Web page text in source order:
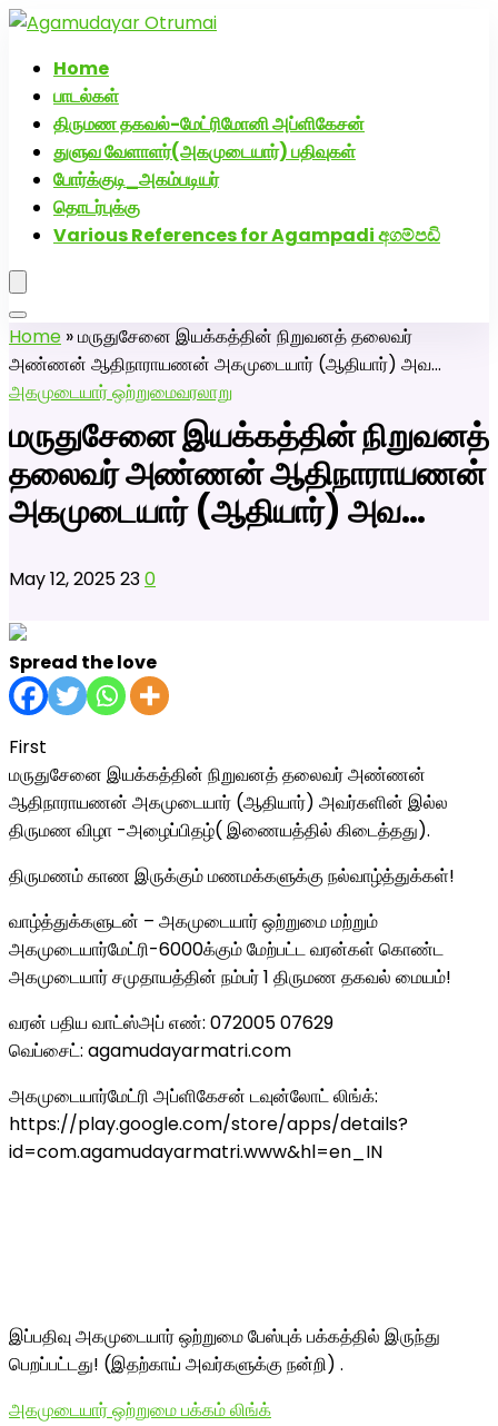
Home
பாடல்கள்
திருமண தகவல்-மேட்ரிமோனி அப்ளிகேசன்
துளுவ வேளாளர்(அகமுடையார்) பதிவுகள்
போர்க்குடி_அகம்படியர்
தொடர்புக்கு
Various References for Agampadi අගම්පඩි
Home »மருதுசேனை இயக்கத்தின் நிறுவனத் தலைவர்
அண்ணன் ஆதிநாராயணன் அகமுடையார் (ஆதியார்) அவ…
அகமுடையார் ஒற்றுமைவரலாறு
மருதுசேனை இயக்கத்தின் நிறுவனத்
தலைவர் அண்ணன் ஆதிநாராயணன்
அகமுடையார் (ஆதியார்) அவ…
May 12, 2025230
Spread the love
First
மருதுசேனை இயக்கத்தின் நிறுவனத் தலைவர் அண்ணன்
ஆதிநாராயணன் அகமுடையார் (ஆதியார்) அவர்களின் இல்ல
திருமண விழா -அழைப்பிதழ்( இணையத்தில் கிடைத்தது).
திருமணம் காண இருக்கும் மணமக்களுக்கு நல்வாழ்த்துக்கள்!
வாழ்த்துக்களுடன் – அகமுடையார் ஒற்றுமை மற்றும்
அகமுடையார்மேட்ரி-6000க்கும் மேற்பட்ட வரன்கள் கொண்ட
அகமுடையார் சமுதாயத்தின் நம்பர் 1 திருமண தகவல் மையம்!
வரன் பதிய வாட்ஸ்அப் எண்: 072005 07629
வெப்சைட்: agamudayarmatri.com
அகமுடையார்மேட்ரி அப்ளிகேசன் டவுன்லோட் லிங்க்:
https://play.google.com/store/apps/details?
id=com.agamudayarmatri.www&hl=en_IN
இப்பதிவு அகமுடையார் ஒற்றுமை பேஸ்புக் பக்கத்தில் இருந்து
பெறப்பட்டது! (இதற்காய் அவர்களுக்கு நன்றி) .
அகமுடையார் ஒற்றுமை பக்கம் லிங்க்
அகமுடையார் திருமண வரன்களுக்கு அகமுடையார்மேட்ரி-